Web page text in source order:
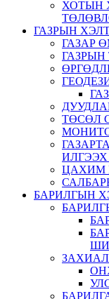
ХОТЫН
ГАЗРЫН
ГАЗАР
ГАЗРЫН
ТӨСӨЛ
ЦАХИМ
БАРИЛГЫН